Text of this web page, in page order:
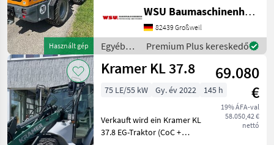
Weidemann
18
Thaler
13
H&R
12
Giant
10
Mind a 27
megjelenítése
Használt gép
Zum Verkauf steht ein
gepflegter GIANT G2500
Xtra HD Hoflader aus
Baujahr 2023. Die Maschine
WSU Baumaschinenhandel u. Gerätevermietung GmbH
82439 Großweil
Egyéb
mezőgazdasági
erőgépek
Premium Plus kereskedő
Kramer KL 37.8
69.080
€
19% ÁFA-val
58.050,42 €
nettó
75 LE/55 kW Gy. év 2022 145 h
Verkauft wird ein Kramer KL
37.8 EG-Traktor (CoC +